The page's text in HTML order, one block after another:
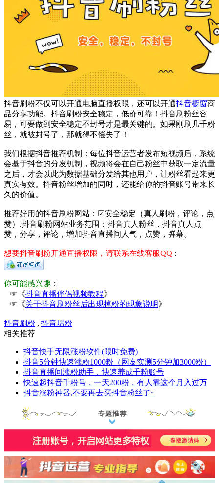
抖音刷粉不仅可以开通电脑直播权限，还可以开通抖音橱窗商
品分享功能。抖音刷粉安全稳定，低价可靠！抖音刷粉丝容
易，可要做到安全稳定不封号才是最关键的。如果刚刷几千粉
丝，就被封号了，那就得不偿失了！
我们根据抖音推荐机制：每位抖音运营者发布短视频后，系统
会基于抖音的分发机制，视频将会在自己粉丝中获取一定流量
之后，才会以此为数据基础分发给其他用户，让粉丝看起来更
真实有效。抖音粉丝增加的同时，还能给你的抖音账号带来长
久的价值。
推荐好用的抖音刷粉网站：☑安全稳定（真人刷粉，评论，点
赞）.抖音刷粉网站业务范围：抖音真人粉丝，抖音真人点
赞，分享，评论，增加抖音直播间人气，点赞，弹幕。
想要抖音刷粉开通直播权限，请联系在线客服QQ ：
你可能感兴趣 ：
☞《抖音直播伴侣视频教程》
☞《关于抖音刷粉丝后出现掉粉的现象说明》
抖音刷粉 , 抖音增粉
相关推荐
抖音快手无限涨粉软件(限时免费)
抖音5分钟快速涨粉1000粉（网友实测5分钟加3000粉）
抖音直播间涨粉助手，快速养成千粉账号
快速起抖音千粉号，一天200粉，有人靠这个月入过万
抖音涨粉神器,不要再去买抖音粉丝了~